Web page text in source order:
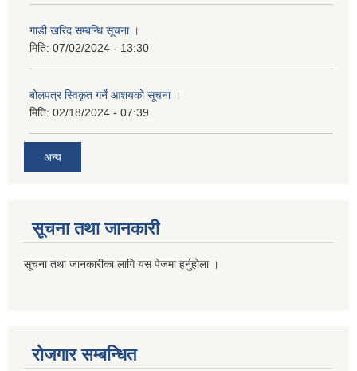
गाडी खरिद सम्बन्धि सूचना ।
मिति: 07/02/2024 - 13:30
बोलपत्र स्विकृत गर्ने आशयको सूचना ।
मिति: 02/18/2024 - 07:39
अन्य
सूचना तथा जानकारी
सूचना तथा जानकारीका लागि यस पेजमा हर्नुहोला ।
रोजगार सम्बन्धित